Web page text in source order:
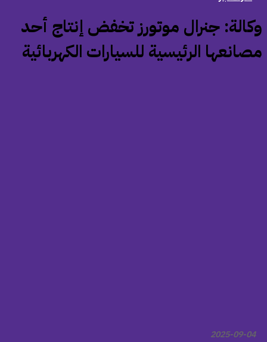
جنرال موتورز تخفض إنتاج أحد
الرئيسية للسيارات الكهربائية
2025-09-04